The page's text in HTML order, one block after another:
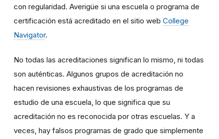
con regularidad. Averigüe si una escuela o programa de
certificación está acreditado en el sitio web College
Navigator.
No todas las acreditaciones significan lo mismo, ni todas
son auténticas. Algunos grupos de acreditación no
hacen revisiones exhaustivas de los programas de
estudio de una escuela, lo que significa que su
acreditación no es reconocida por otras escuelas. Y a
veces, hay falsos programas de grado que simplemente